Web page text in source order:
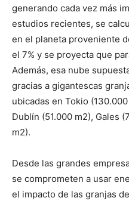
generando cada vez más
estudios recientes, se
en el planeta proveniente
el 7% y se proyecta que
Además, esa nube
gracias a gigantescas
ubicadas en Tokio
Dublín (51.000 m2), Gales
m2).
Desde las grandes
se comprometen a usar
el impacto de las granjas